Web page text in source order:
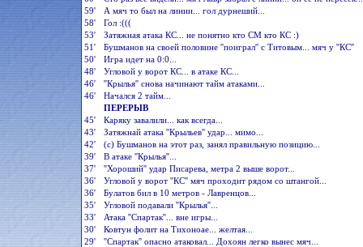
59'
А мяч то был на линии... гол дурнеший...
58'
Гол :(((
53'
Затяжная атака КС... не понятно кто СМ кто КС :)
51'
Бушманов на своей половине ''поиграл'' с Титовым... мяч у ''КС''
50'
Игра идет на 0:0...
48'
Угловой у ворот КС... в атаке КС...
46'
''Крылья'' снова начинают тайм атаками...
46'
Начался 2 тайм...
ПЕРЕРЫВ
45'
Каряку завалили... как всегда...
43'
Затяжнай атака ''Крыльев'' удар... мимо...
42'
(с) Бушманов на этот раз, занял правильную позицию...
39'
В атаке ''Крылья''...
37'
''Хороший'' удар Писарева, метра 2 выше ворот...
36'
Угловой у ворот ''КС'' мяч проходит рядом со штангой...
36'
Булатов бил в 10 метров - Лавренцов...
35'
Угловой подавали ''Крылья''...
33'
Атака ''Спартак''... вне игры...
30'
Ковтун фолит на Тихоноае... желтая...
29'
''Спартак'' опасно атаковал... Дохоян легко вынес мяч...